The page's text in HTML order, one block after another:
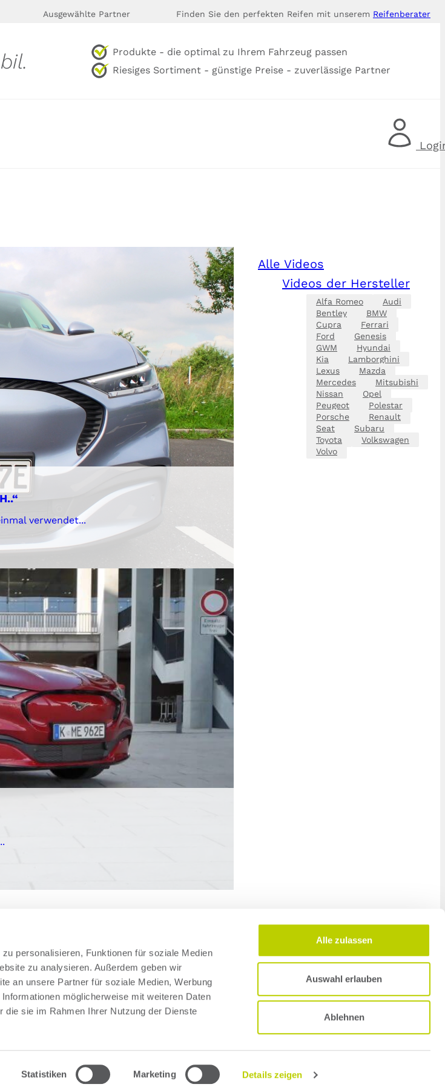
personalisieren, Funktionen für soziale Medien
zu analysieren. Außerdem geben wir
an unsere Partner für soziale Medien, Werbung
möglicherweise mit weiteren Daten
die sie im Rahmen Ihrer Nutzung der Dienste
Statistiken Marketing Details zeigen
Alle zulassen
Auswahl erlauben
Ablehnen
Ausgewählte Partner Finden Sie den perfekten Reifen mit unserem Reifenberater
Produkte - die optimal zu Ihrem Fahrzeug passen
Riesiges Sortiment - günstige Preise - zuverlässige Partner
verwendet...
Alle Videos
Videos der Hersteller
Alfa Romeo
Audi
Bentley
BMW
Cupra
Ferrari
Ford
Genesis
GWM
Hyundai
Kia
Lamborghini
Lexus
Mazda
Mercedes
Mitsubishi
Nissan
Opel
Peugeot
Polestar
Porsche
Renault
Seat
Subaru
Toyota
Volkswagen
Volvo
Rechtliches
Impressum
Datenschutzerklärung
der Nettec Automotive Solutions GmbH